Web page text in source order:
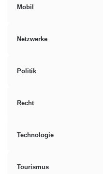
Mobil
Netzwerke
Politik
Recht
Technologie
Tourismus